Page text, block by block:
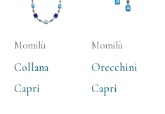
Momilù
Collana
Capri
Momilù
Orecchini
Capri